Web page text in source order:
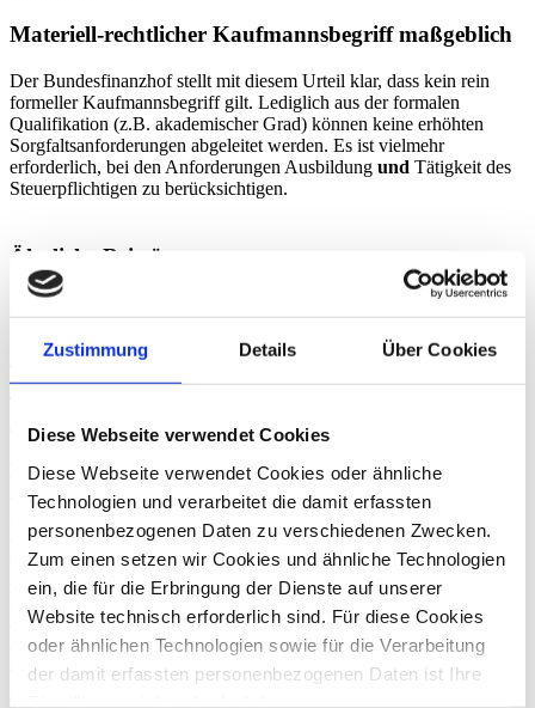
Zustimmung Details Über Cookies
Diese Webseite verwendet Cookies
Diese Webseite verwendet Cookies oder ähnliche
Technologien und verarbeitet die damit erfassten
personenbezogenen Daten zu verschiedenen Zwecken.
Zum einen setzen wir Cookies und ähnliche Technologien
ein, die für die Erbringung der Dienste auf unserer
Website technisch erforderlich sind. Für diese Cookies
oder ähnlichen Technologien sowie für die Verarbeitung
der damit erfassten personenbezogenen Daten ist Ihre
Materiell-rechtlicher Kaufmannsbegriff maßgeblich
Der Bundesfinanzhof stellt mit diesem Urteil klar, dass kein rein
formeller Kaufmannsbegriff gilt. Lediglich aus der formalen
Qualifikation (z.B. akademischer Grad) können keine erhöhten
Sorgfaltsanforderungen abgeleitet werden. Es ist vielmehr
erforderlich, bei den Anforderungen Ausbildung und Tätigkeit des
Steuerpflichtigen zu berücksichtigen.
Ähnliche Beiträge
23. September
Steuerstrafrechtliche Risiken bei der
Lohnsteuer - wie ein Tax Compliance
Tax Compliance Management Systeme (kurz Tax CMS) werden
GoBD Buchführungs- und Aufbewahrungsfristen im Blick zu
behalten oder auch, um die Abführung der Umsatzsteuer zu
dokumentieren. Die Lohnsteuer wird oftmals vernachlässigt. Ein
Lohnsteueraußenprüfungen Nachforderungen seitens des
Finanzamts. Diese können bei Unternehmen im schlimmsten Fall zu
Liquiditätsengpässen und haftungsrechtlichen Konsequenzen für die
Geschäftsführung führen. Ein Tax Compliance Management System
schützt vor derartigen Konsequenzen.